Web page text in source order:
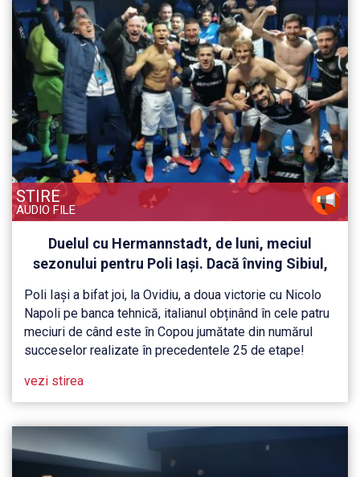
STIRE
AUDIO FILE
Duelul cu Hermannstadt, de luni, meciul
sezonului pentru Poli Iași. Dacă înving Sibiul,
3 puncte de salvarea directă, după
înjumătățire
Poli Iași a bifat joi, la Ovidiu, a doua victorie cu Nicolo
Napoli pe banca tehnică, italianul obținând în cele patru
meciuri de când este în Copou jumătate din numărul
succeselor realizate în precedentele 25 de etape!
vezi stirea